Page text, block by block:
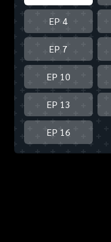
EP 4
EP 7
EP 10
EP 13
EP 16